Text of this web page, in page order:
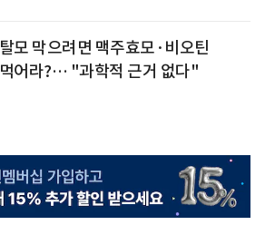
탈모 막으려면 맥주효모·비오틴
먹어라?… "과학적 근거 없다"